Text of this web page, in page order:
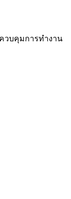
วบคุมการทำงาน